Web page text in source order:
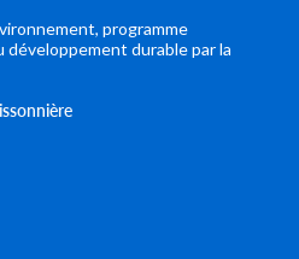
programme
développement durable par la